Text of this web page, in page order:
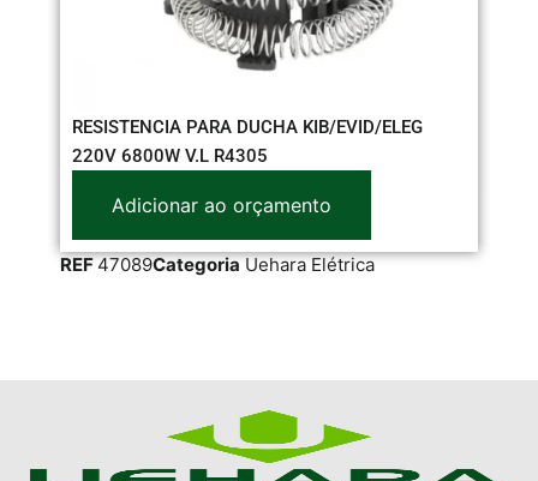
RESISTENCIA PARA DUCHA KIB/EVID/ELEG
220V 6800W V.L R4305
Adicionar ao orçamento
REF47089Categoria Uehara Elétrica